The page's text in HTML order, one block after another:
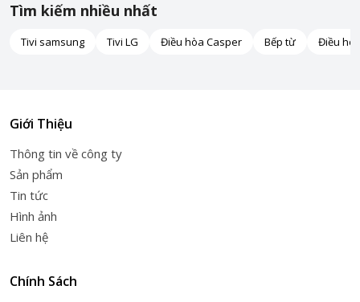
Tìm kiếm nhiều nhất
Tivi samsung Tivi LG Điều hòa Casper Bếp từ Điều
Giới Thiệu
Thông tin về công ty
Sản phẩm
Tin tức
Hình ảnh
Liên hệ
Chính Sách